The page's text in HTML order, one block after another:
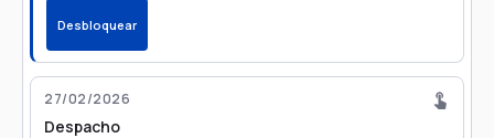
Desbloquear
27/02/2026
Despacho